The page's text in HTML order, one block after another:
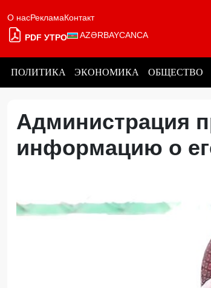
О насРекламаКонтакт
PDF УТРО AZƏRBAYCANCA
ПОЛИТИКА ЭКОНОМИКА ОБЩЕСТВО
Администрация
информацию о